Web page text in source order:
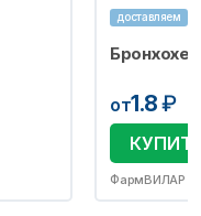
доставляем
от1.8₽
ФармВИЛАР